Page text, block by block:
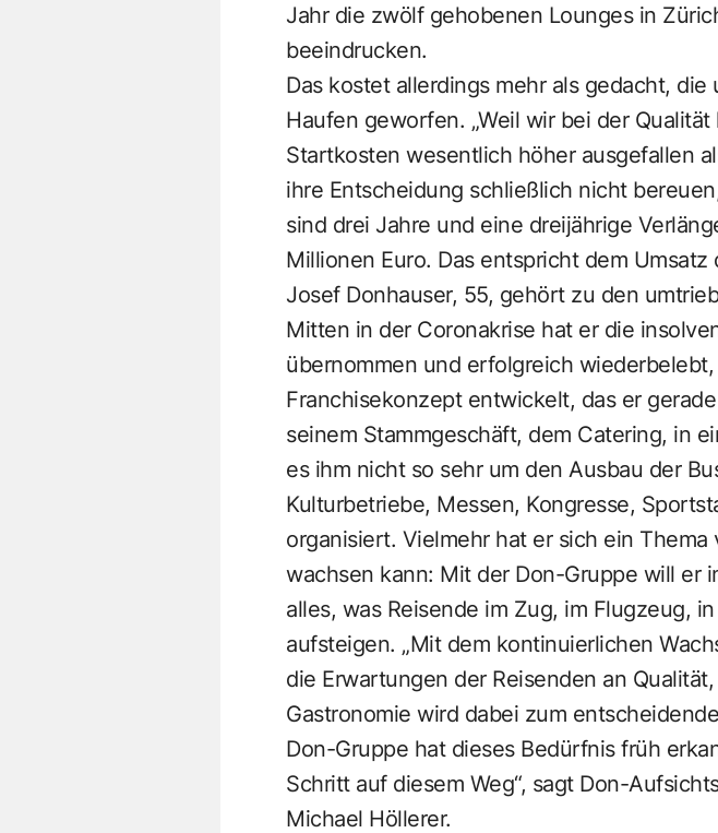
Jahr die zwölf gehobenen Lounges in
beeindrucken.
Das kostet allerdings mehr als gedacht,
Haufen geworfen. „Weil wir bei der
Startkosten wesentlich höher ausgefallen
ihre Entscheidung schließlich nicht
sind drei Jahre und eine dreijährige
Millionen Euro. Das entspricht dem Umsatz
Josef Donhauser, 55, gehört zu den
Mitten in der Coronakrise hat er die
übernommen und erfolgreich
Franchise­konzept entwickelt, das er
seinem Stammgeschäft, dem Catering, in
es ihm nicht so sehr um den Ausbau der
Kulturbetriebe, Messen, Kongresse,
organisiert. Vielmehr hat er sich ein
wachsen kann: Mit der Don-Gruppe will er
alles, was Reisende im Zug, im Flugzeug,
aufsteigen. „Mit dem kontinuierlichen
die Erwartungen der Reisenden an
Gastronomie wird dabei zum
Don-Gruppe hat dieses Bedürfnis früh
Schritt auf diesem Weg“, sagt Don-
Michael Höllerer.